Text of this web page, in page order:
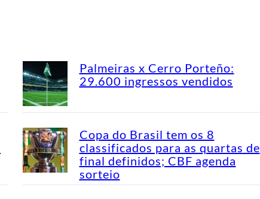
Palmeiras x Cerro Porteño:
29.600 ingressos vendidos
Copa do Brasil tem os 8
classificados para as quartas de
final definidos; CBF agenda
sorteio